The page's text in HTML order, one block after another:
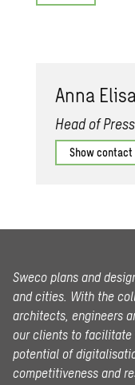
Anna
Head of
Show
Sweco plans and
and cities. With the
architects, engineers
our clients to facilitate
potential of
competitiveness and